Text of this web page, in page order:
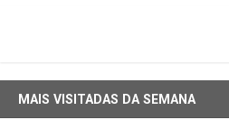
MAIS VISITADAS DA SEMANA